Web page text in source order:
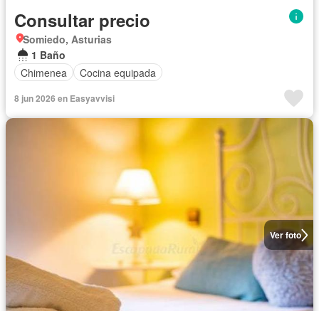
Consultar precio
Somiedo, Asturias
1 Baño
Chimenea
Cocina equipada
8 jun 2026 en Easyavvisi
Ver foto